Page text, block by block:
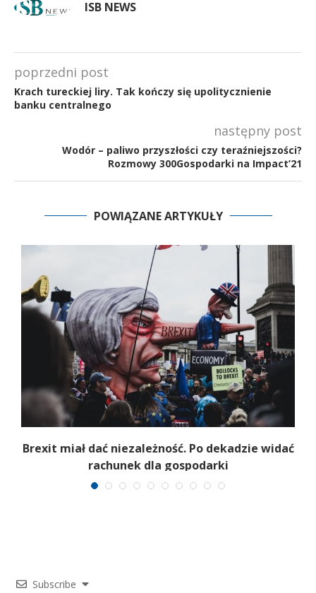
ISB NEWS
poprzedni post
Krach tureckiej liry. Tak kończy się upolitycznienie
banku centralnego
następny post
Wodór – paliwo przyszłości czy teraźniejszości?
Rozmowy 300Gospodarki na Impact’21
POWIĄZANE ARTYKUŁY
Brexit miał dać niezależność. Po dekadzie widać
rachunek dla gospodarki
Subscribe